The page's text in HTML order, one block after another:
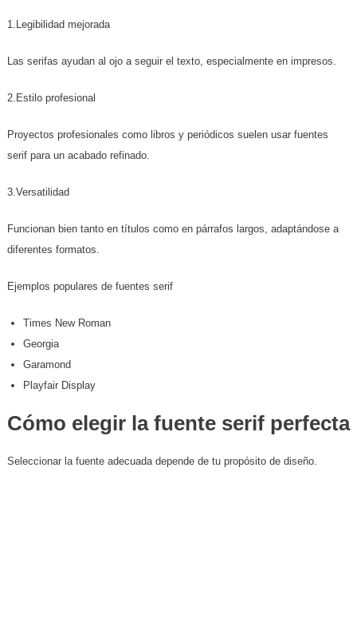
1.Legibilidad mejorada
Las serifas ayudan al ojo a seguir el texto, especialmente en impresos.
2.Estilo profesional
Proyectos profesionales como libros y periódicos suelen usar fuentes
serif para un acabado refinado.
3.Versatilidad
Funcionan bien tanto en títulos como en párrafos largos, adaptándose a
diferentes formatos.
Ejemplos populares de fuentes serif
Times New Roman
Georgia
Garamond
Playfair Display
Cómo elegir la fuente serif perfecta
Seleccionar la fuente adecuada depende de tu propósito de diseño.